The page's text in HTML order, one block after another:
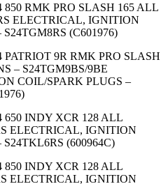
850 RMK PRO SLASH 165 ALL
ELECTRICAL, IGNITION
(C601976)
PATRIOT 9R RMK PRO SLASH
– S24TGM9BS/9BE
COIL/SPARK PLUGS –
650 INDY XCR 128 ALL
ELECTRICAL, IGNITION
(600964C)
850 INDY XCR 128 ALL
ELECTRICAL, IGNITION